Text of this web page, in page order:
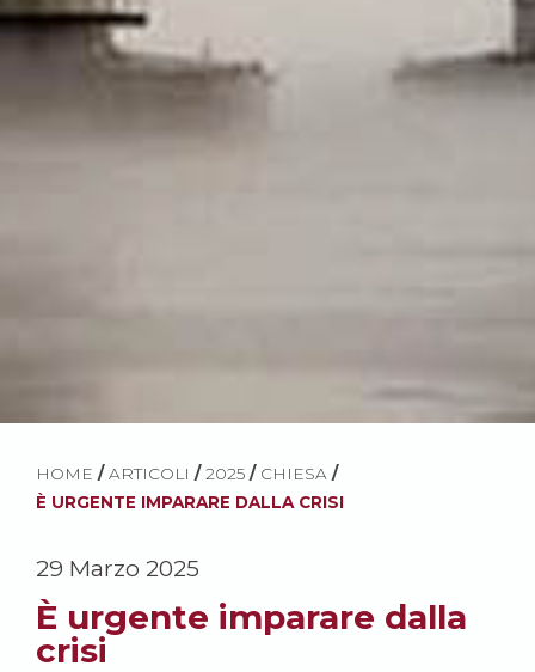
HOME / ARTICOLI / 2025 / CHIESA /
È URGENTE IMPARARE DALLA CRISI
29 Marzo 2025
È urgente imparare dalla
crisi